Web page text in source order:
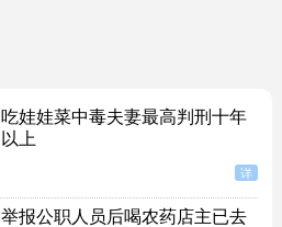
吃娃娃菜中毒夫妻最高判刑十年
以上
详
举报公职人员后喝农药店主已去